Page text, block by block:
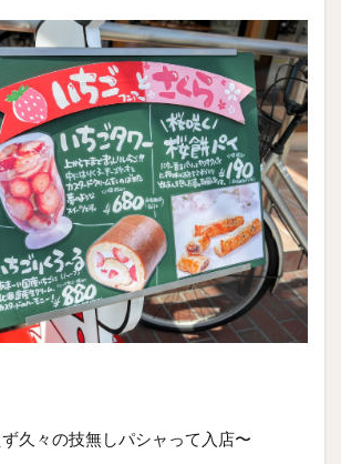
ず久々の技無しパシャって入店〜